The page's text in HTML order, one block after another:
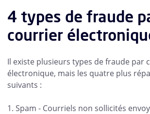
4 types de fraude
courrier
Il existe plusieurs types de fraude par
électronique, mais les quatre plus
suivants :
1. Spam - Courriels non sollicités